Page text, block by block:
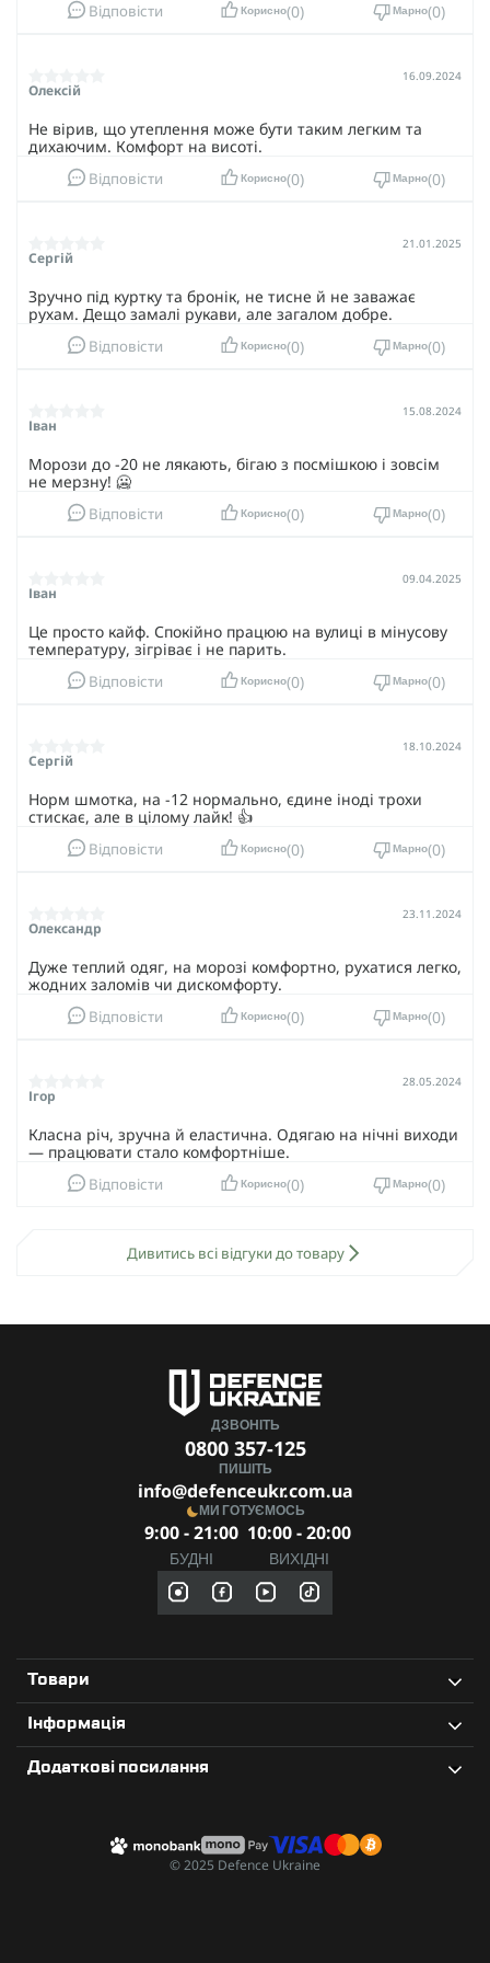
Відповісти Корисно 0 Марно 0
Олексій
16.09.2024
Не вірив, що утеплення може бути таким легким та
дихаючим. Комфорт на висоті.
Відповісти Корисно 0 Марно 0
Сергій
21.01.2025
Зручно під куртку та бронік, не тисне й не заважає
рухам. Дещо замалі рукави, але загалом добре.
Відповісти Корисно 0 Марно 0
Іван
15.08.2024
Морози до -20 не лякають, бігаю з посмішкою і зовсім
не мерзну! 🥶
Відповісти Корисно 0 Марно 0
Іван
09.04.2025
Це просто кайф. Спокійно працюю на вулиці в мінусову
температуру, зігріває і не парить.
Відповісти Корисно 0 Марно 0
Сергій
18.10.2024
Норм шмотка, на -12 нормально, єдине іноді трохи
стискає, але в цілому лайк! 👍
Відповісти Корисно 0 Марно 0
Олександр
23.11.2024
Дуже теплий одяг, на морозі комфортно, рухатися легко,
жодних заломів чи дискомфорту.
Відповісти Корисно 0 Марно 0
Ігор
28.05.2024
Класна річ, зручна й еластична. Одягаю на нічні виходи
— працювати стало комфортніше.
Відповісти Корисно 0 Марно 0
Дивитись всі відгуки до товару
ДЗВОНІТЬ
0800 357-125
ПИШІТЬ
info@defenceukr.com.ua
МИ ГОТУЄМОСЬ
9:00 - 21:00
БУДНІ
10:00 - 20:00
ВИХІДНІ
Товари
Інформація
Додаткові посилання
© 2025 Defence Ukraine